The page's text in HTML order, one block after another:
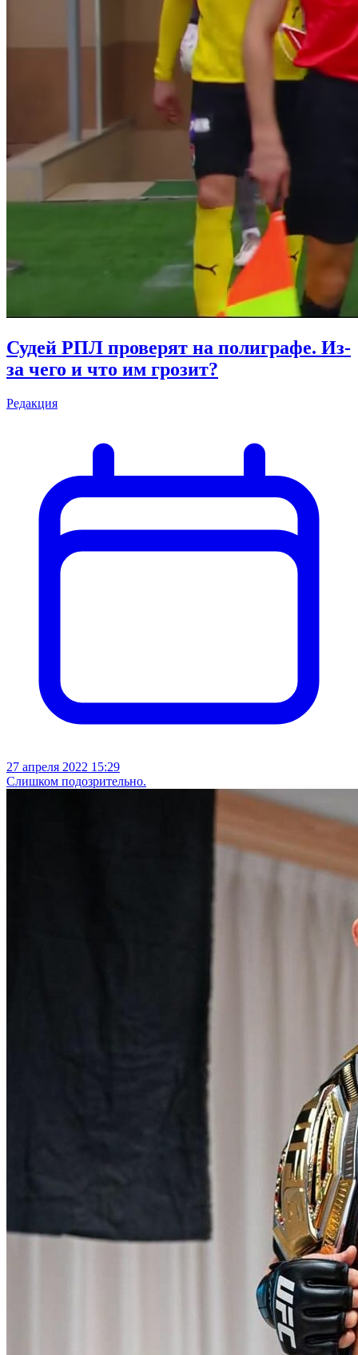
Судей РПЛ проверят на полиграфе. Из-
за чего и что им грозит?
Редакция
27 апреля 2022 15:29
Слишком подозрительно.